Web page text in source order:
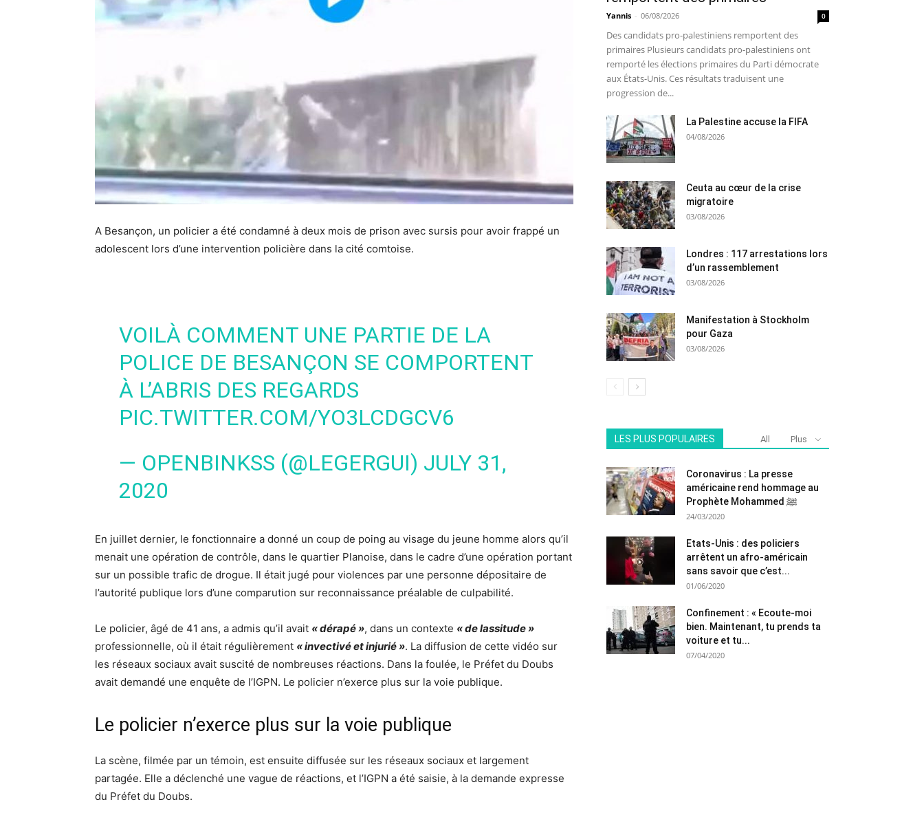
A Besançon, un policier a été condamné à deux mois de prison avec sursis pour avoir frappé un
adolescent lors d’une intervention policière dans la cité comtoise.
VOILÀ COMMENT UNE PARTIE DE LA
POLICE DE BESANÇON SE COMPORTENT
À L’ABRIS DES REGARDS
PIC.TWITTER.COM/YO3LCDGCV6
— OPENBINKSS (@LEGERGUI) JULY 31,
2020
En juillet dernier, le fonctionnaire a donné un coup de poing au visage du jeune homme alors qu’il
menait une opération de contrôle, dans le quartier Planoise, dans le cadre d’une opération portant
sur un possible trafic de drogue. Il était jugé pour violences par une personne dépositaire de
l’autorité publique lors d’une comparution sur reconnaissance préalable de culpabilité.
Le policier, âgé de 41 ans, a admis qu’il avait « dérapé », dans un contexte « de lassitude »
professionnelle, où il était régulièrement « invectivé et injurié ». La diffusion de cette vidéo sur
les réseaux sociaux avait suscité de nombreuses réactions. Dans la foulée, le Préfet du Doubs
avait demandé une enquête de l’IGPN. Le policier n’exerce plus sur la voie publique.
Le policier n’exerce plus sur la voie publique
La scène, filmée par un témoin, est ensuite diffusée sur les réseaux sociaux et largement
partagée. Elle a déclenché une vague de réactions, et l’IGPN a été saisie, à la demande expresse
du Préfet du Doubs.
Yannis - 06/08/2026 0
Des candidats pro-palestiniens remportent des
primaires Plusieurs candidats pro-palestiniens ont
remporté les élections primaires du Parti démocrate
aux États-Unis. Ces résultats traduisent une
progression de...
La Palestine accuse la FIFA
04/08/2026
Ceuta au cœur de la crise
migratoire
03/08/2026
Londres : 117 arrestations lors
d’un rassemblement
03/08/2026
Manifestation à Stockholm
pour Gaza
03/08/2026
LES PLUS POPULAIRES All Plus
Coronavirus : La presse
américaine rend hommage au
Prophète Mohammed ﷺ
24/03/2020
Etats-Unis : des policiers
arrêtent un afro-américain
sans savoir que c’est...
01/06/2020
Confinement : « Ecoute-moi
bien. Maintenant, tu prends ta
voiture et tu...
07/04/2020